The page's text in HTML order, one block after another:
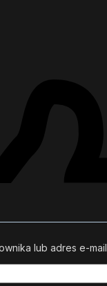
lub adres e-mail